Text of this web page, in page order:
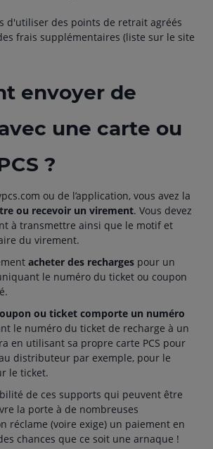
d'utiliser des points de retrait agréés
frais supplémentaires (liste sur le site
envoyer de
une carte ou
?
ou de l’application, vous avez la
ou recevoir un virement. Vous devez
à transmettre ainsi que le motif et
du virement.
acheter des recharges pour un
le numéro du ticket ou coupon
ou ticket comporte un numéro
le numéro du ticket de recharge à un
en utilisant sa propre carte PCS pour
distributeur par exemple, pour le
le ticket.
de ces supports qui peuvent être
la porte à de nombreuses
réclame (voire exige) un paiement en
chances que ce soit une arnaque !